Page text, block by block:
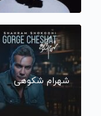
شهرام شکوهی